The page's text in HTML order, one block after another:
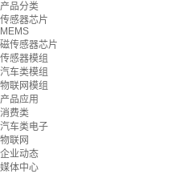
产品分类
传感器芯片
MEMS
磁传感器芯片
传感器模组
汽车类模组
物联网模组
产品应用
消费类
汽车类电子
物联网
企业动态
媒体中心